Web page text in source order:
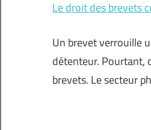
Le droit des brevets
Un brevet verrouille
détenteur. Pourtant,
brevets. Le secteur